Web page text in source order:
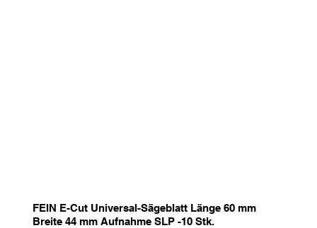
FEIN E-Cut Universal-Sägeblatt Länge 60 mm
Breite 44 mm Aufnahme SLP -10 Stk.